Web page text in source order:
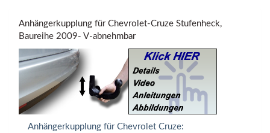
Anhängerkupplung für Chevrolet-Cruze Stufenheck,
Baureihe 2009- V-abnehmbar
Anhängerkupplung für Chevrolet Cruze: